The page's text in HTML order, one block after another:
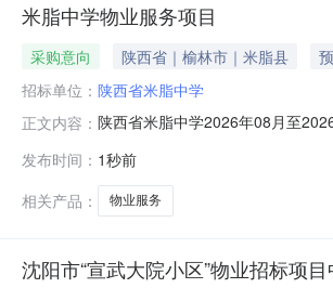
米脂中学物业服务项目
采购意向 陕西省｜榆林市｜米脂县
招标单位： 陕西省米脂中学
正文内容： 陕西省米脂中学2026年08月至
量:1.0000项主要功能或目标:安保
发布时间： 1秒前
相关产品：
物业服务
沈阳市“宣武大院小区”物业招标项